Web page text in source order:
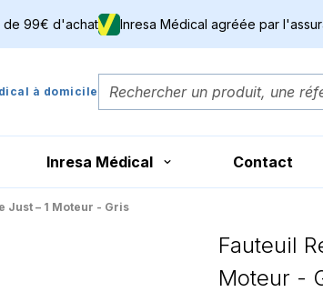
de 99€ d'achat Inresa Médical agréée par
à domicile
Inresa Médical Contact
Just – 1 Moteur - Gris
Fauteuil
Moteur -